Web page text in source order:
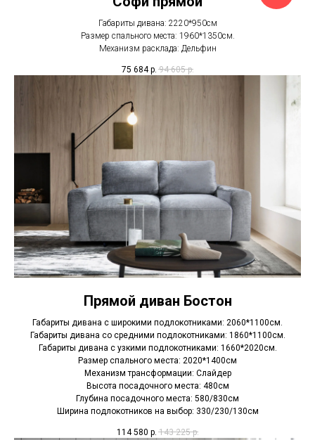
Габариты дивана: 2220*950см
Размер спального места: 1960*1350см.
Механизм расклада: Дельфин
75 684 р. 94 605 р.
Прямой диван Бостон
Габариты дивана с широкими подлокотниками: 2060*1100см.
Габариты дивана со средними подлокотниками: 1860*1100см.
Габариты дивана с узкими подлокотниками: 1660*2020см.
Размер спального места: 2020*1400см
Механизм трансформации: Слайдер
Высота посадочного места: 480см
Глубина посадочного места: 580/830см
Ширина подлокотников на выбор: 330/230/130см
114 580 р. 143 225 р.